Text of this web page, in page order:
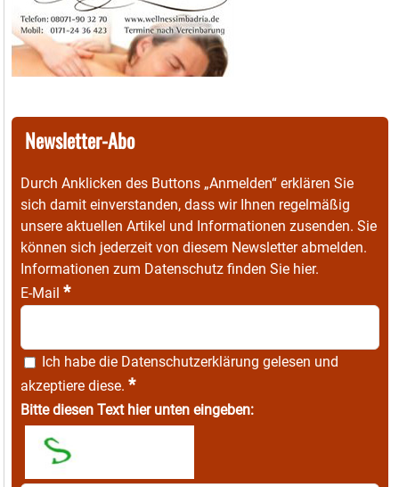
Newsletter-Abo
Durch Anklicken des Buttons „Anmelden“ erklären Sie
sich damit einverstanden, dass wir Ihnen regelmäßig
unsere aktuellen Artikel und Informationen zusenden. Sie
können sich jederzeit von diesem Newsletter abmelden.
Informationen zum Datenschutz finden Sie hier.
E-Mail *
Ich habe die Datenschutzerklärung gelesen und
akzeptiere diese. *
Bitte diesen Text hier unten eingeben: